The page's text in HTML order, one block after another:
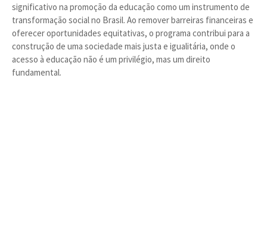
significativo na promoção da educação como um instrumento de
transformação social no Brasil. Ao remover barreiras financeiras e
oferecer oportunidades equitativas, o programa contribui para a
construção de uma sociedade mais justa e igualitária, onde o
acesso à educação não é um privilégio, mas um direito
fundamental.